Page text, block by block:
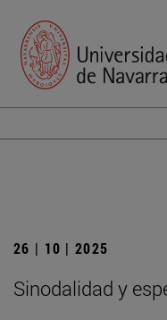
26 | 10 | 2025
Sinodalidad y